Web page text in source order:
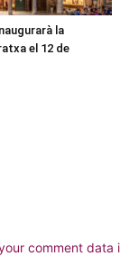
la
el 12 de
comment data